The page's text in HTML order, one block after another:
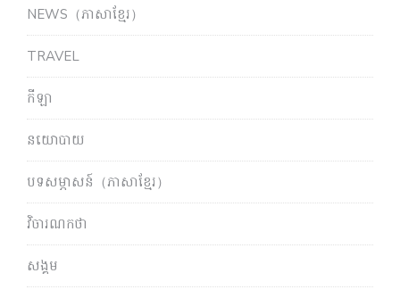
NEWS（ភាសាខ្មែរ）
TRAVEL
កីឡា
នយោបាយ
បទសម្ភាសន៍（ភាសាខ្មែរ）
វិចារណកថា
សង្គម